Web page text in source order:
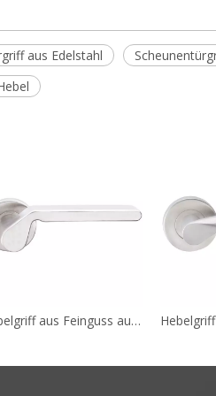
aus Edelstahl
Hebelgriff aus Feinguss aus Edelstahl 304, europäische Norm A143